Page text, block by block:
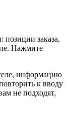
позиции заказа,
Нажмите
информацию
к вводу
не подходят,